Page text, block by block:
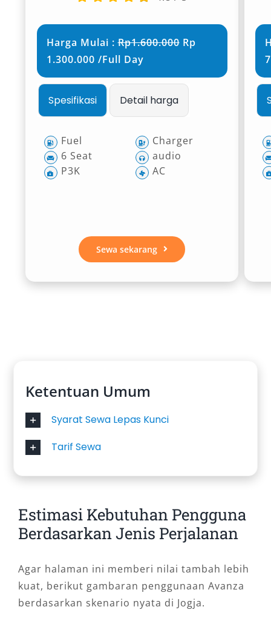
Harga Mulai :Rp1.600.000Rp
1.300.000 /Full Day
Spesifikasi Detail harga
Fuel
6 Seat
P3K
Charger
audio
AC
Sewa sekarang
Ketentuan Umum
Syarat Sewa Lepas Kunci
Tarif Sewa
Estimasi Kebutuhan Pengguna
Berdasarkan Jenis Perjalanan
Agar halaman ini memberi nilai tambah lebih
kuat, berikut gambaran penggunaan Avanza
berdasarkan skenario nyata di Jogja.